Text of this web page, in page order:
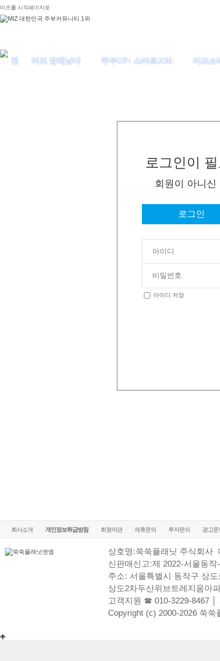
미즈를 시작페이지로
미즈 함께날다 주부UP↑ 스마트JOB 미즈소
로그인이
회원이 아니
로그인
아이디 저장
회사소개 개인정보취급방침 회원약관 제휴문의 투자문의 광고문
상호명:쑥쑥플래닛 주식회사
신판매신고:제 2022-서울동작
주소: 서울특별시 동작구 상
상도2차두산위브트레지움아
고객지원 ☎ 010-3229-8467 │
Copyright (c) 2000-2026 쑥